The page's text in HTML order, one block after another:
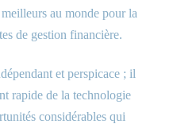
au monde pour la
de gestion financière.
et perspicace ; il
rapide de la technologie
considérables qui